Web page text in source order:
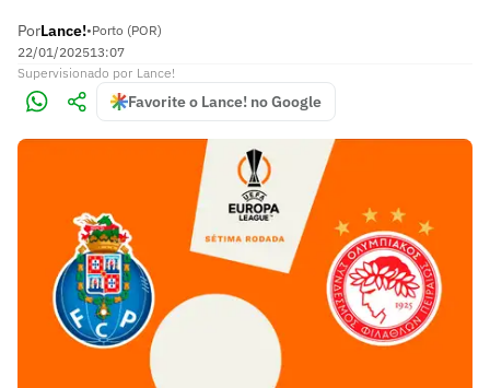
PorLance!•Porto (POR)
22/01/202513:07
Supervisionado por Lance!
Favorite o Lance! no Google